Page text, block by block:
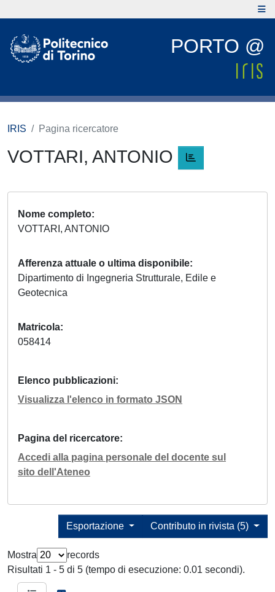
PORTO @
IRIS Pagina ricercatore
VOTTARI, ANTONIO
Nome completo
VOTTARI, ANTONIO
Afferenza attuale o ultima disponibile
Dipartimento di Ingegneria Strutturale, Edile e
Geotecnica
Matricola
058414
Elenco pubblicazioni
Visualizza l'elenco in formato JSON
Pagina del ricercatore
Accedi alla pagina personale del docente sul
sito dell'Ateneo
Contributo in rivista (5)
Esportazione
Mostra
records
Risultati 1 - 5 di 5 (tempo di esecuzione: 0.01 secondi).